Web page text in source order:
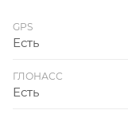
GPS
Есть
ГЛОНАСС
Есть